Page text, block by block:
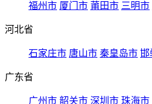
福州市 厦门市 莆田市 三明市
河北省
石家庄市 唐山市 秦皇岛市 邯
广东省
广州市 韶关市 深圳市 珠海市